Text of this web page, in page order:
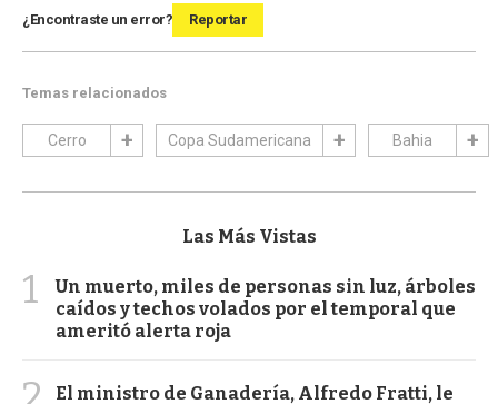
¿Encontraste un error? Reportar
Temas relacionados
Cerro Copa Sudamericana Bahia
Las Más Vistas
1
Un muerto, miles de personas sin luz, árboles
caídos y techos volados por el temporal que
ameritó alerta roja
El ministro de Ganadería, Alfredo Fratti, le